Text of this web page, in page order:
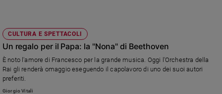
CULTURA E SPETTACOLI
Un regalo per il Papa: la "Nona" di Beethoven
È noto l'amore di Francesco per la grande musica. Oggi l'Orchestra della
Rai gli renderà omaggio eseguendo il capolavoro di uno dei suoi autori
preferiti.
Giorgio Vitali